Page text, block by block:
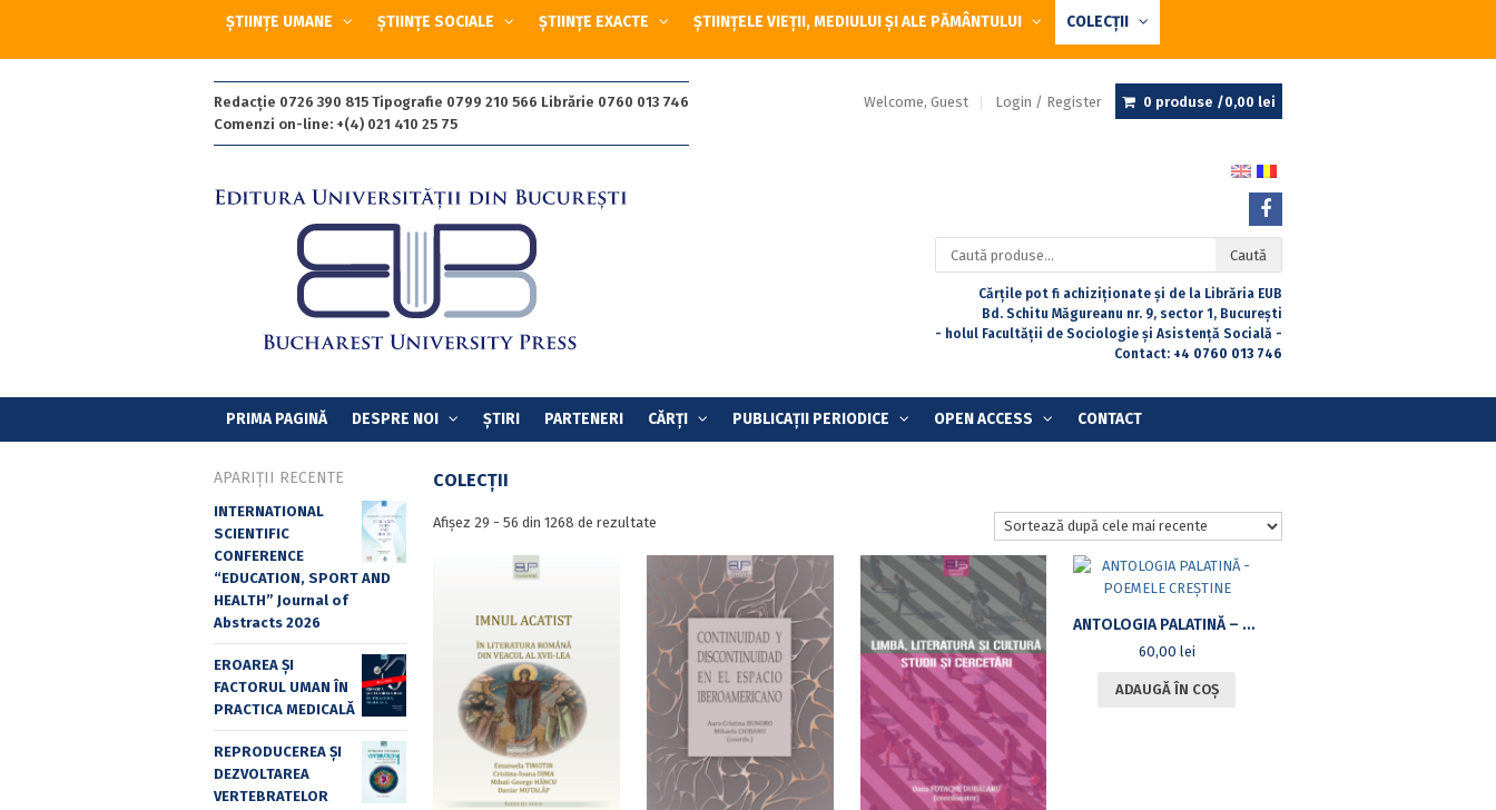
ȘTIINȚE UMANE ȘTIINȚE SOCIALE ȘTIINȚE EXACTE ȘTIINȚELE VIEȚII, MEDIULUI ȘI ALE PĂMÂNTULUI COLECȚII
Redacție 0726 390 815 Tipografie 0799 210 566 Librărie 0760 013 746
Comenzi on-line: +(4) 021 410 25 75
Welcome, Guest Login / Register 0 produse /0,00 lei
Caută
după:
Caută
Cărțile pot fi achiziționate și de la Librăria EUB
Bd. Schitu Măgureanu nr. 9, sector 1, București
- holul Facultății de Sociologie și Asistență Socială -
Contact: +4 0760 013 746
PRIMA PAGINĂ DESPRE NOI ȘTIRI PARTENERI CĂRȚI PUBLICAȚII PERIODICE OPEN ACCESS CONTACT
COLECȚII
Afișez 29 - 56 din 1268 de rezultateSortat
recente
ANTOLOGIA PALATINĂ – POEMELE CREȘTINE
60,00 lei
ADAUGĂ ÎN COȘ
APARIȚII RECENTE
INTERNATIONAL
SCIENTIFIC
CONFERENCE
“EDUCATION, SPORT AND
HEALTH” Journal of
Abstracts 2026
EROAREA ȘI
FACTORUL UMAN ÎN
PRACTICA MEDICALĂ
REPRODUCEREA ȘI
DEZVOLTAREA
VERTEBRATELOR